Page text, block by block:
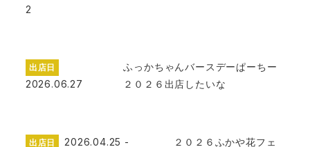
2
出店日
2026.06.27
ふっかちゃんバースデーぱーちー
２０２６出店したいな
出店日
2026.04.25 -
２０２６ふかや花フェ